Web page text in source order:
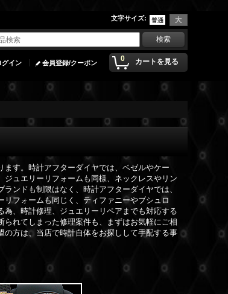
文字サイズ:
0 カートを見る
グイン 会員登録/クーポン
す。時計アフターダイヤでは、ベゼルやケー
ュエリーリフォームも同様、ネックレスやリン
ンドも制限はなく、時計アフターダイヤでは、
フォームも同じく、ティファニーやブシュロ
、時計修理、ジュエリーリペアまでも対応する
れてしまった修理案件も、まずはお気軽にご相
方は、当店で時計自体をお探しして手配する事